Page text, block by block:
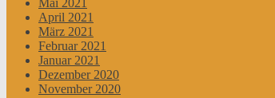
Mai 2021
April 2021
März 2021
Februar 2021
Januar 2021
Dezember 2020
November 2020